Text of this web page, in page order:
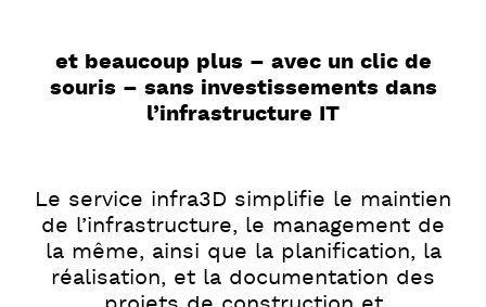
et beaucoup plus – avec un clic de
souris – sans investissements dans
l’infrastructure IT
Le service infra3D simplifie le maintien
de l’infrastructure, le management de
la même, ainsi que la planification, la
réalisation, et la documentation des